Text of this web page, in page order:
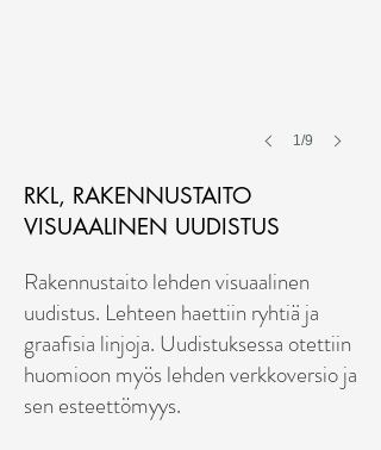
RKL, RAKENNUSTAITO
VISUAALINEN UUDISTUS
1/9
Rakennustaito lehden visuaalinen
uudistus. Lehteen haettiin ryhtiä ja
graafisia linjoja. Uudistuksessa otettiin
huomioon myös lehden verkkoversio ja
sen esteettömyys.